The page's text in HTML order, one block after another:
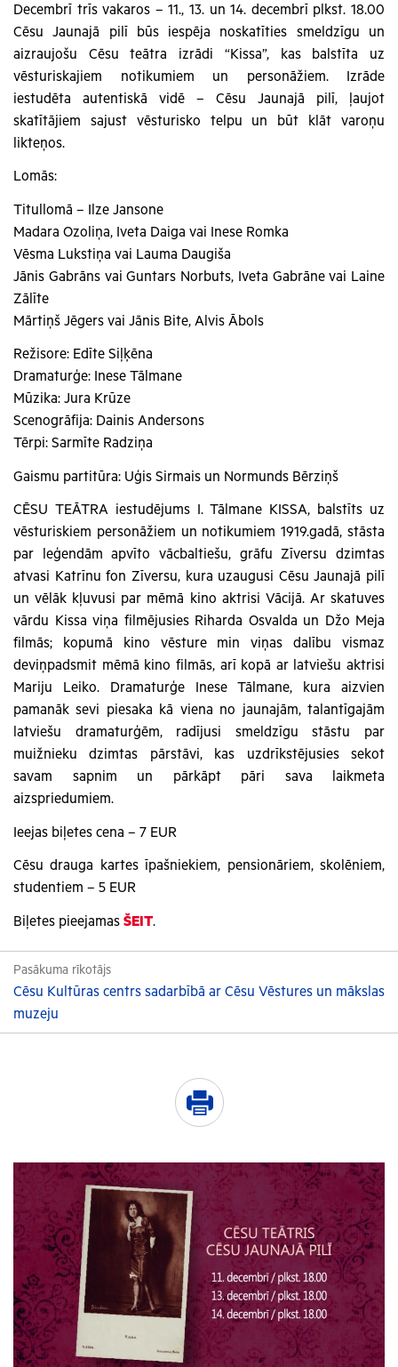
Decembrī trīs vakaros – 11., 13. un 14. decembrī plkst. 18.00
Cēsu Jaunajā pilī būs iespēja noskatīties smeldzīgu un
aizraujošu Cēsu teātra izrādi “Kissa”, kas balstīta uz
vēsturiskajiem notikumiem un personāžiem. Izrāde
iestudēta autentiskā vidē – Cēsu Jaunajā pilī, ļaujot
skatītājiem sajust vēsturisko telpu un būt klāt varoņu
likteņos.
Lomās:
Titullomā – Ilze Jansone
Madara Ozoliņa, Iveta Daiga vai Inese Romka
Vēsma Lukstiņa vai Lauma Daugiša
Jānis Gabrāns vai Guntars Norbuts, Iveta Gabrāne vai Laine
Zālīte
Mārtiņš Jēgers vai Jānis Bite, Alvis Ābols
Režisore: Edīte Siļķēna
Dramaturģe: Inese Tālmane
Mūzika: Jura Krūze
Scenogrāfija: Dainis Andersons
Tērpi: Sarmīte Radziņa
Gaismu partitūra: Uģis Sirmais un Normunds Bērziņš
CĒSU TEĀTRA iestudējums I. Tālmane KISSA, balstīts uz
vēsturiskiem personāžiem un notikumiem 1919.gadā, stāsta
par leģendām apvīto vācbaltiešu, grāfu Zīversu dzimtas
atvasi Katrīnu fon Zīversu, kura uzaugusi Cēsu Jaunajā pilī
un vēlāk kļuvusi par mēmā kino aktrisi Vācijā. Ar skatuves
vārdu Kissa viņa filmējusies Riharda Osvalda un Džo Meja
filmās; kopumā kino vēsture min viņas dalību vismaz
deviņpadsmit mēmā kino filmās, arī kopā ar latviešu aktrisi
Mariju Leiko. Dramaturģe Inese Tālmane, kura aizvien
pamanāk sevi piesaka kā viena no jaunajām, talantīgajām
latviešu dramaturģēm, radījusi smeldzīgu stāstu par
muižnieku dzimtas pārstāvi, kas uzdrīkstējusies sekot
savam sapnim un pārkāpt pāri sava laikmeta
aizspriedumiem.
Ieejas biļetes cena – 7 EUR
Cēsu drauga kartes īpašniekiem, pensionāriem, skolēniem,
studentiem – 5 EUR
Biļetes pieejamas ŠEIT.
Pasākuma rīkotājs
Cēsu Kultūras centrs sadarbībā ar Cēsu Vēstures un mākslas
muzeju